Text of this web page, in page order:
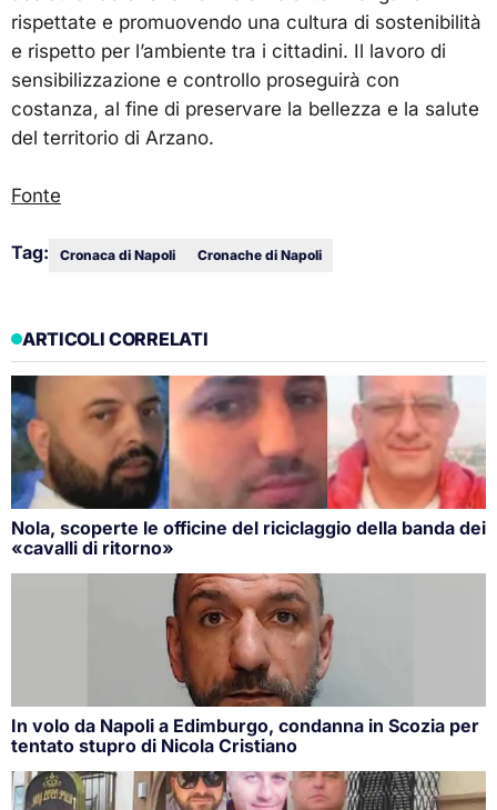
rispettate e promuovendo una cultura di sostenibilità
e rispetto per l’ambiente tra i cittadini. Il lavoro di
sensibilizzazione e controllo proseguirà con
costanza, al fine di preservare la bellezza e la salute
del territorio di Arzano.
Fonte
Tag: Cronaca di Napoli Cronache di Napoli
ARTICOLI CORRELATI
Nola, scoperte le officine del riciclaggio della banda dei
«cavalli di ritorno»
In volo da Napoli a Edimburgo, condanna in Scozia per
tentato stupro di Nicola Cristiano